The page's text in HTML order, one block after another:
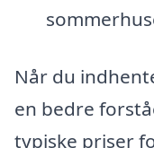
Når du
en bedre
typiske priser